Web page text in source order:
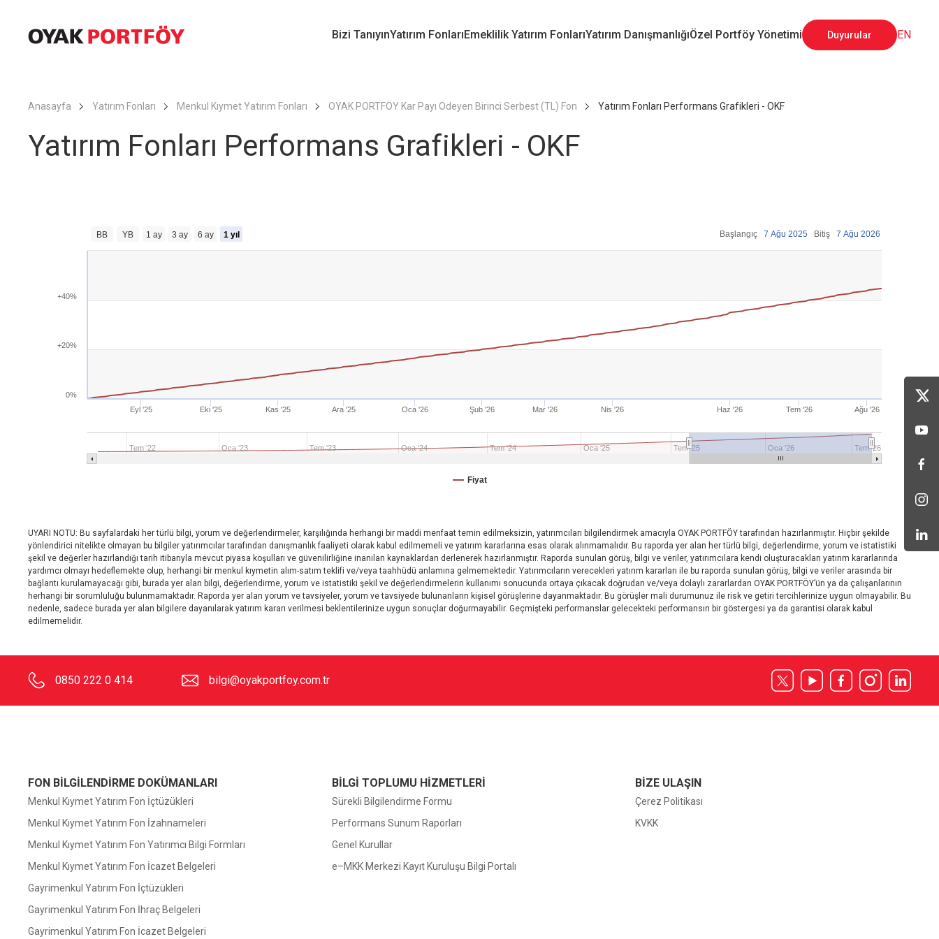
Bizi TanıyınYatırım FonlarıEmeklilik Yatırım FonlarıYatırım DanışmanlığıÖzel Portföy Yönetimi Duyurular EN
Anasayfa Yatırım Fonları Menkul Kıymet Yatırım Fonları OYAK PORTFÖY Kar Payı Ödeyen Birinci Serbest (TL) Fon Yatırım Fonları Performans Grafikleri - OKF
Yatırım Fonları Performans Grafikleri - OKF
Eyl '25 Eki '25 Kas '25 Ara '25 Oca '26 Şub '26 Mar '26 Nis '26 Haz '26 Tem '26 Ağu '26
Tem '22 Oca '23 Tem '23 Oca '24 Tem '24 Oca '25 Tem '25 Oca '26 Tem '26
0%
+20%
+40%
BB YB 1 ay 3 ay 6 ay 1 yıl Başlangıç 7 Ağu 2025 Bitiş 7 Ağu 2026
Fiyat
UYARI NOTU: Bu sayfalardaki her türlü bilgi, yorum ve değerlendirmeler, karşılığında herhangi bir maddi menfaat temin edilmeksizin, yatırımcıları bilgilendirmek amacıyla OYAK PORTFÖY tarafından hazırlanmıştır. Hiçbir şekilde
yönlendirici nitelikte olmayan bu bilgiler yatırımcılar tarafından danışmanlık faaliyeti olarak kabul edilmemeli ve yatırım kararlarına esas olarak alınmamalıdır. Bu raporda yer alan her türlü bilgi, değerlendirme, yorum ve istatistiki
şekil ve değerler hazırlandığı tarih itibarıyla mevcut piyasa koşulları ve güvenilirliğine inanılan kaynaklardan derlenerek hazırlanmıştır. Raporda sunulan görüş, bilgi ve veriler, yatırımcılara kendi oluşturacakları yatırım kararlarında
yardımcı olmayı hedeflemekte olup, herhangi bir menkul kıymetin alım-satım teklifi ve/veya taahhüdü anlamına gelmemektedir. Yatırımcıların verecekleri yatırım kararları ile bu raporda sunulan görüş, bilgi ve veriler arasında bir
bağlantı kurulamayacağı gibi, burada yer alan bilgi, değerlendirme, yorum ve istatistiki şekil ve değerlendirmelerin kullanımı sonucunda ortaya çıkacak doğrudan ve/veya dolaylı zararlardan OYAK PORTFÖY’ün ya da çalışanlarının
herhangi bir sorumluluğu bulunmamaktadır. Raporda yer alan yorum ve tavsiyeler, yorum ve tavsiyede bulunanların kişisel görüşlerine dayanmaktadır. Bu görüşler mali durumunuz ile risk ve getiri tercihlerinize uygun olmayabilir. Bu
nedenle, sadece burada yer alan bilgilere dayanılarak yatırım kararı verilmesi beklentilerinize uygun sonuçlar doğurmayabilir. Geçmişteki performanslar gelecekteki performansın bir göstergesi ya da garantisi olarak kabul
edilmemelidir.
0850 222 0 414 bilgi@oyakportfoy.com.tr
FON BİLGİLENDİRME DOKÜMANLARI
Menkul Kıymet Yatırım Fon İçtüzükleri
Menkul Kıymet Yatırım Fon İzahnameleri
Menkul Kıymet Yatırım Fon Yatırımcı Bilgi Formları
Menkul Kıymet Yatırım Fon İcazet Belgeleri
Gayrimenkul Yatırım Fon İçtüzükleri
Gayrimenkul Yatırım Fon İhraç Belgeleri
Gayrimenkul Yatırım Fon İcazet Belgeleri
BİLGİ TOPLUMU HİZMETLERİ
Sürekli Bilgilendirme Formu
Performans Sunum Raporları
Genel Kurullar
e–MKK Merkezi Kayıt Kuruluşu Bilgi Portalı
BİZE ULAŞIN
Çerez Politikası
KVKK